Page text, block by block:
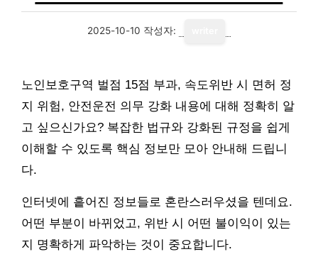
2025-10-10 작성자:
노인보호구역 벌점 15점 부과, 속도위반 시 면허 정
지 위험, 안전운전 의무 강화 내용에 대해 정확히 알
고 싶으신가요? 복잡한 법규와 강화된 규정을 쉽게
이해할 수 있도록 핵심 정보만 모아 안내해 드립니
다.
인터넷에 흩어진 정보들로 혼란스러우셨을 텐데요.
어떤 부분이 바뀌었고, 위반 시 어떤 불이익이 있는
지 명확하게 파악하는 것이 중요합니다.